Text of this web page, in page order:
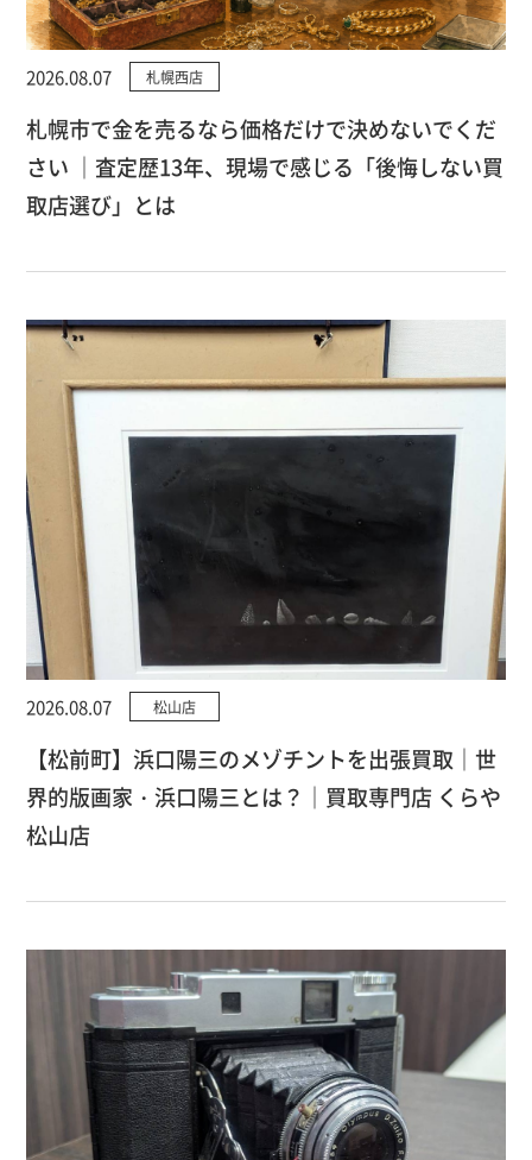
2026.08.07 札幌西店
札幌市で金を売るなら価格だけで決めないでくだ
さい ｜査定歴13年、現場で感じる「後悔しない買
取店選び」とは
2026.08.07 松山店
【松前町】浜口陽三のメゾチントを出張買取｜世
界的版画家・浜口陽三とは？｜買取専門店 くらや
松山店